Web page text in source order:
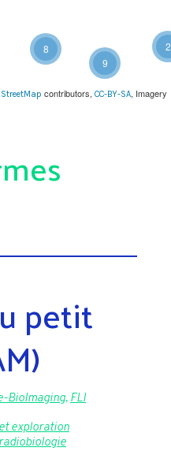
2
9
8
contributors, CC-BY-SA, Imagery
petit
BioImaging,FLI
exploration